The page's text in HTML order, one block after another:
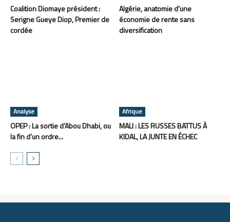
Coalition Diomaye président :
Serigne Gueye Diop, Premier de
cordée
Algérie, anatomie d’une
économie de rente sans
diversification
Analyse
OPEP : La sortie d’Abou Dhabi, ou
la fin d’un ordre...
Afrique
MALI : LES RUSSES BATTUS À
KIDAL, LA JUNTE EN ÉCHEC